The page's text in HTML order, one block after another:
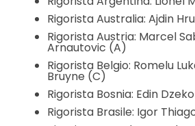
Rigorista Australia: Ajdin
Rigorista Austria: Marcel
Arnautovic (A)
Rigorista Belgio: Romelu
Bruyne (C)
Rigorista Bosnia: Edin
Rigorista Brasile: Igor